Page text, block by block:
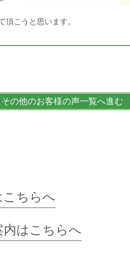
こうと思います。
その他のお客様の声一覧へ進む
こちらへ
はこちらへ